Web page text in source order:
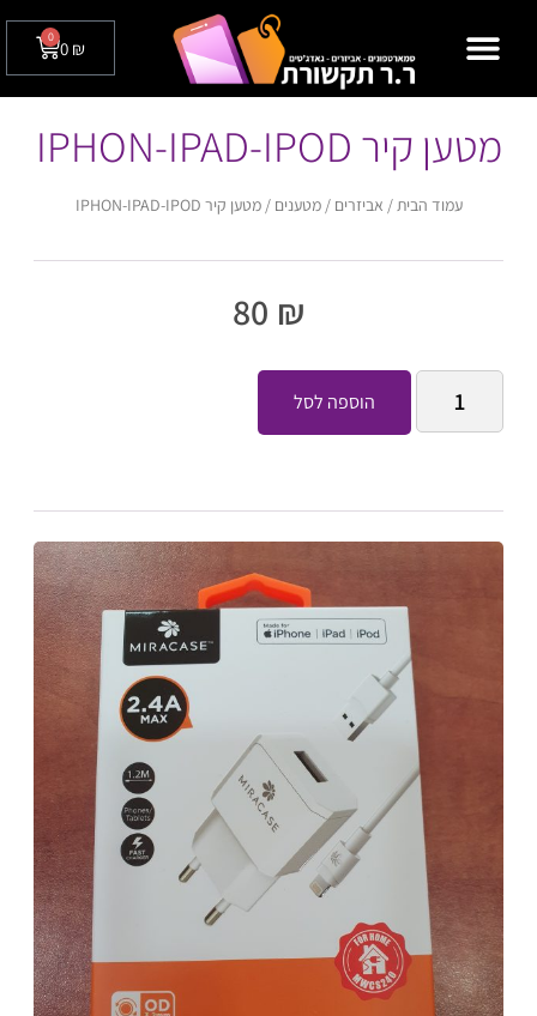
0 ₪
0
מטען קיר IPHON-IPAD-IPOD
עמוד הבית / אביזרים /מטענים / מטען קיר IPHON-IPAD-IPOD
80 ₪
הוספה לסל